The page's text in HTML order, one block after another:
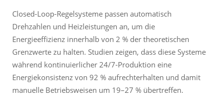
Closed-Loop-Regelsysteme passen automatisch
Drehzahlen und Heizleistungen an, um die
Energieeffizienz innerhalb von 2 % der theoretischen
Grenzwerte zu halten. Studien zeigen, dass diese Systeme
während kontinuierlicher 24/7-Produktion eine
Energiekonsistenz von 92 % aufrechterhalten und damit
manuelle Betriebsweisen um 19–27 % übertreffen.